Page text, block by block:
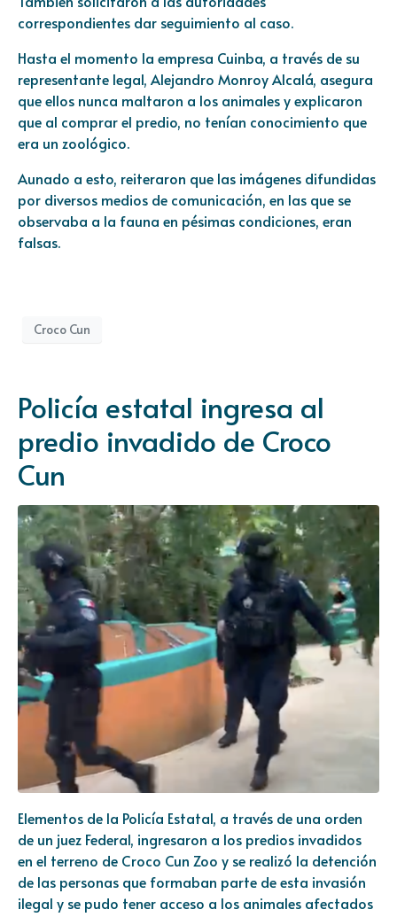
correspondientes dar seguimiento al caso.
Hasta el momento la empresa Cuinba, a través de su
representante legal, Alejandro Monroy Alcalá, asegura
que ellos nunca maltaron a los animales y explicaron
que al comprar el predio, no tenían conocimiento que
era un zoológico.
Aunado a esto, reiteraron que las imágenes difundidas
por diversos medios de comunicación, en las que se
observaba a la fauna en pésimas condiciones, eran
falsas.
Croco Cun
Policía estatal ingresa al
predio invadido de Croco
Cun
Elementos de la Policía Estatal, a través de una orden
de un juez Federal, ingresaron a los predios invadidos
en el terreno de Croco Cun Zoo y se realizó la detención
de las personas que formaban parte de esta invasión
ilegal y se pudo tener acceso a los animales afectados